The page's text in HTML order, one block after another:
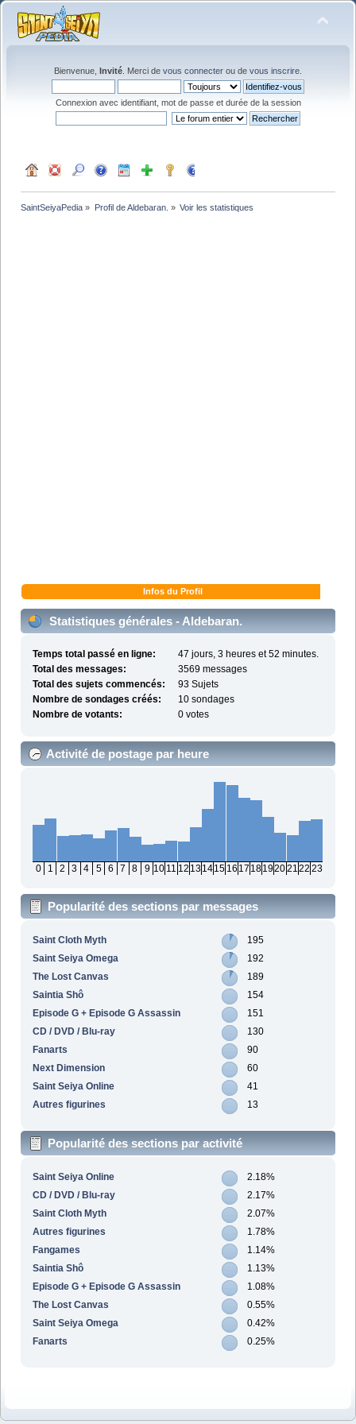
Bienvenue, Invité . Merci de vous connecter ou de vous inscrire
Connexion avec identifiant, mot de passe et durée de la session
SaintSeiyaPedia » Profil de Aldebaran. » Voir les statistiques
Infos du Profil
Statistiques générales - Aldebaran.
Temps total passé en ligne:
47 jours, 3 heures et 52 minutes.
Total des messages:
3569 messages
Total des sujets commencés:
93 Sujets
Nombre de sondages créés:
10 sondages
Nombre de votants:
0 votes
Activité de postage par heure
0 1 2 3 4 5 6 7 8 9 10 11 12 131415 16 17 18192021 22 23
Popularité des sections par messages
Saint Cloth Myth
195
Saint Seiya Omega
192
The Lost Canvas
189
Saintia Shô
154
Episode G + Episode G Assassin
151
CD / DVD / Blu-ray
130
Fanarts
90
Next Dimension
60
Saint Seiya Online
41
Autres figurines
13
Popularité des sections par activité
Saint Seiya Online
2.18%
CD / DVD / Blu-ray
2.17%
Saint Cloth Myth
2.07%
Autres figurines
1.78%
Fangames
1.14%
Saintia Shô
1.13%
Episode G + Episode G Assassin
1.08%
The Lost Canvas
0.55%
Saint Seiya Omega
0.42%
Fanarts
0.25%